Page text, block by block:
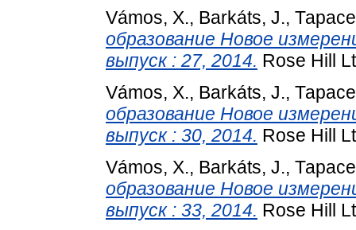
Vámos, X., Barkáts, J.,
образование Новое
выпуск : 27, 2014. Rose Hill
Vámos, X., Barkáts, J.,
образование Новое
выпуск : 30, 2014. Rose Hill
Vámos, X., Barkáts, J.,
образование Новое
выпуск : 33, 2014. Rose Hill